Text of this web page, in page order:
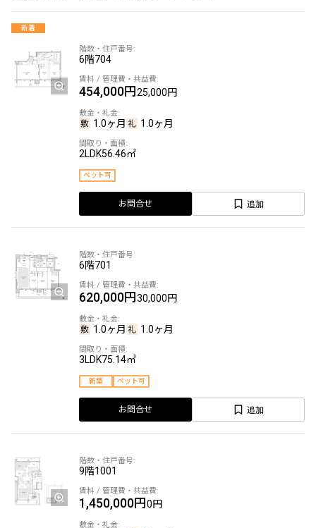
新着
6階704
454,000円25,000円
1.0ヶ月 1.0ヶ月
2LDK56.46㎡
ペット可
お問合せ 追加
6階701
620,000円30,000円
1.0ヶ月 1.0ヶ月
3LDK75.14㎡
新築 ペット可
お問合せ 追加
9階1001
1,450,000円0円